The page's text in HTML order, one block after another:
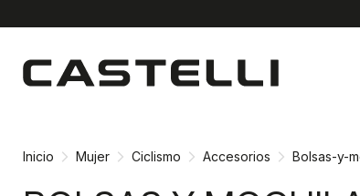
contenido
Inicio Mujer Ciclismo Accesorios Bolsas-y-